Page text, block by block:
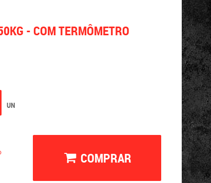
- COM TERMÔMETRO
UN
COMPRAR